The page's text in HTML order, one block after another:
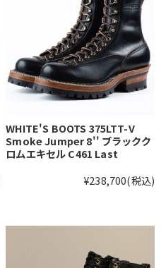
WHITE'S BOOTS 375LTT-V
Smoke Jumper 8'' ブラックク
ロムエキセル C461 Last
¥238,700(税込)